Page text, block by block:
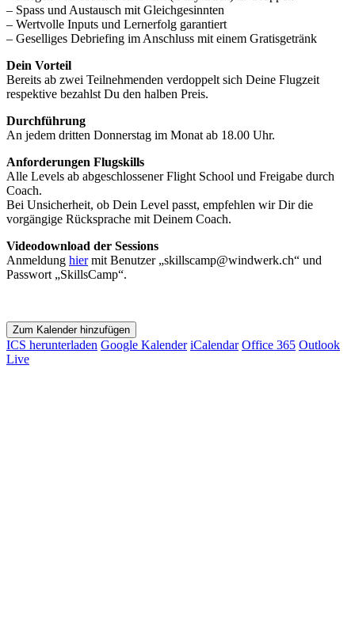
– Spass und Austausch mit Gleichgesinnten
– Wertvolle Inputs und Lernerfolg garantiert
– Geselliges Debriefing im Anschluss mit einem Gratisgetränk
Dein Vorteil
Bereits ab zwei Teilnehmenden verdoppelt sich Deine Flugzeit
respektive bezahlst Du den halben Preis.
Durchführung
An jedem dritten Donnerstag im Monat ab 18.00 Uhr.
Anforderungen Flugskills
Alle Levels ab abgeschlossener Flight School und Freigabe durch
Coach.
Bei Unsicherheit, ob Dein Level passt, empfehlen wir Dir die
vorgängige Rücksprache mit Deinem Coach.
Videodownload der Sessions
Anmeldung hiermit Benutzer „skillscamp@windwerk.ch“ und
Passwort „SkillsCamp“.
Zum Kalender hinzufügen
ICS herunterladen Google Kalender iCalendar Office 365 Outlook
Live